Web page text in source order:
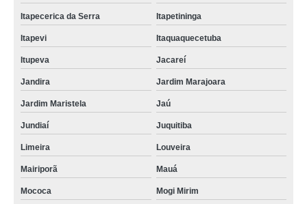
Itapecerica da Serra Itapetininga
Itapevi Itaquaquecetuba
Itupeva Jacareí
Jandira Jardim Marajoara
Jardim Maristela Jaú
Jundiaí Juquitiba
Limeira Louveira
Mairiporã Mauá
Mococa Mogi Mirim